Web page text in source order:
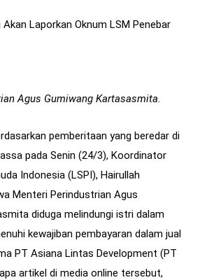
Agus Gumiwang Kartasasmita.
pemberitaan yang beredar di
pada Senin (24/3), Koordinator
Indonesia (LSPI), Hairullah
Menteri Perindustrian Agus
diduga melindungi istri dalam
kewajiban pembayaran dalam jual
PT Asiana Lintas Development (PT
artikel di media online tersebut,